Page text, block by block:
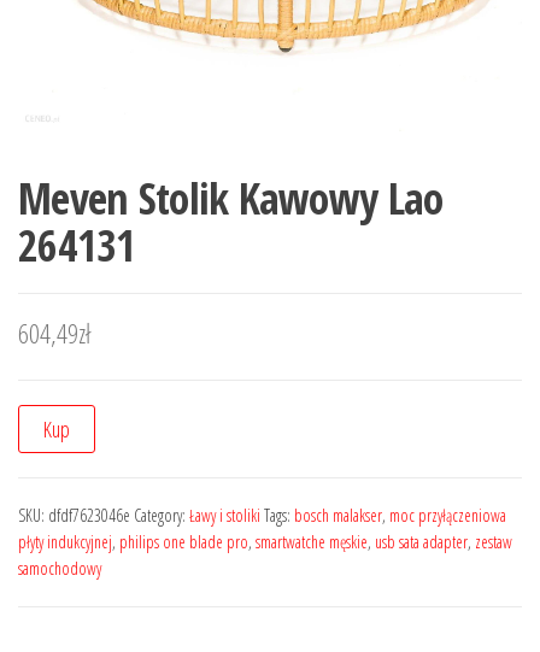
Meven Stolik Kawowy Lao
264131
604,49zł
Kup
SKU: dfdf7623046e Category: Ławy i stoliki Tags: bosch malakser, moc przyłączeniowa
płyty indukcyjnej, philips one blade pro, smartwatche męskie, usb sata adapter, zestaw
samochodowy